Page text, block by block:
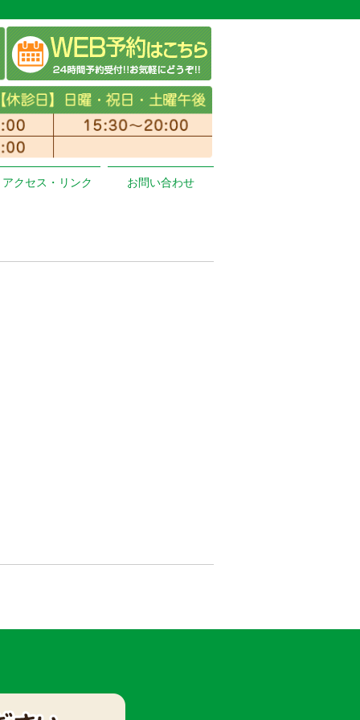
アクセス・リンク お問い合わせ